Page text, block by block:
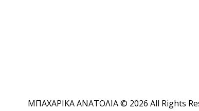
ΜΠΑΧΑΡΙΚΑ ΑΝΑΤΟΛΙΑ © 2026 All Rights